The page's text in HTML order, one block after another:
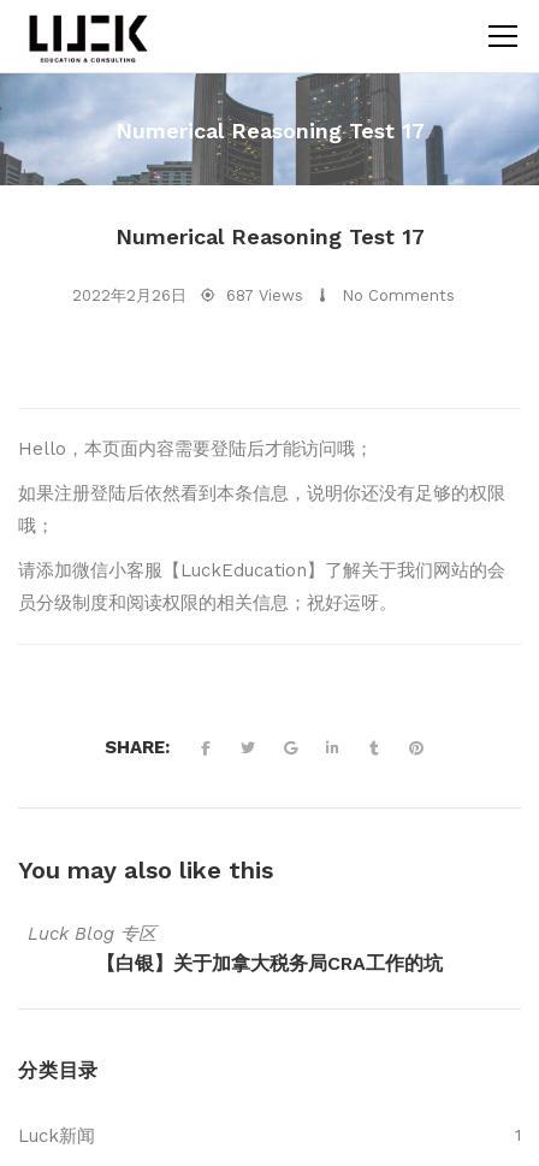
Numerical Reasoning Test 17
Numerical Reasoning Test 17
2022年2月26日 687 Views No Comments
Hello，本页面内容需要登陆后才能访问哦；
如果注册登陆后依然看到本条信息，说明你还没有足够的权限
哦；
请添加微信小客服【LuckEducation】了解关于我们网站的会
员分级制度和阅读权限的相关信息；祝好运呀。
SHARE:
You may also like this
Luck Blog 专区
【白银】关于加拿大税务局CRA工作的坑
分类目录
Luck新闻 1